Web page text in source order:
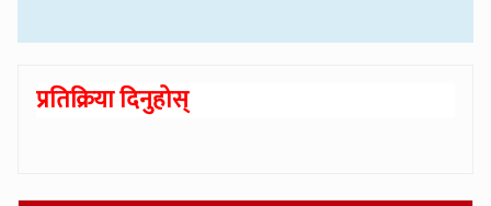
प्रतिक्रिया दिनुहोस्